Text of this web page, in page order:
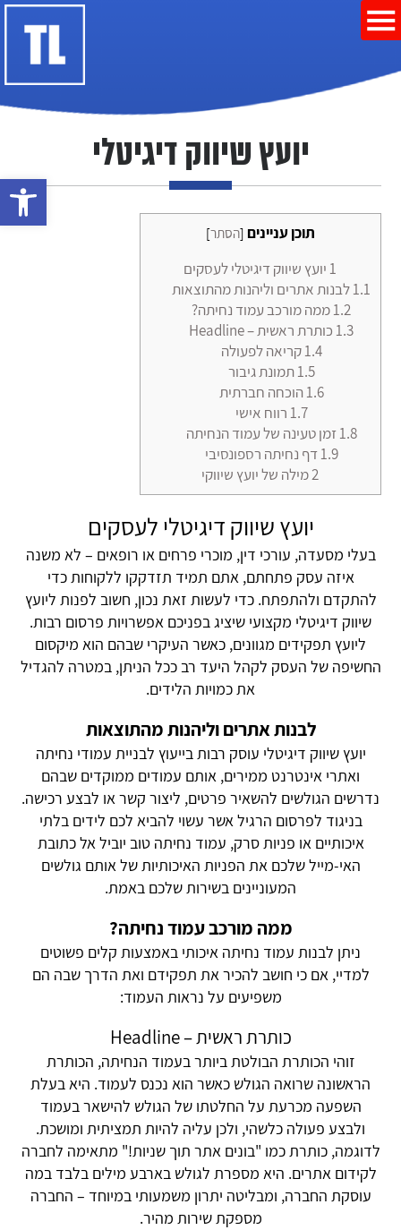
פתח
יועץ שיווק דיגיטלי
תוכן עניינים [הסתר]
1 יועץ שיווק דיגיטלי לעסקים
1.1לבנות אתרים וליהנות מהתוצאות
1.2ממה מורכב עמוד נחיתה?
1.3 כותרת ראשית – Headline
1.4קריאה לפעולה
1.5תמונת גיבור
1.6הוכחה חברתית
1.7 רווח אישי
1.8זמן טעינה של עמוד הנחיתה
1.9דף נחיתה רספונסיבי
2מילה של יועץ שיווקי
יועץ שיווק דיגיטלי לעסקים
בעלי מסעדה, עורכי דין, מוכרי פרחים או רופאים – לא משנה
איזה עסק פתחתם, אתם תמיד תזדקקו ללקוחות כדי
להתקדם ולהתפתח. כדי לעשות זאת נכון, חשוב לפנות ליועץ
שיווק דיגיטלי מקצועי שיציג בפניכם אפשרויות פרסום רבות.
ליועץ תפקידים מגוונים, כאשר העיקרי שבהם הוא מיקסום
החשיפה של העסק לקהל היעד רב ככל הניתן, במטרה להגדיל
את כמויות הלידים.
לבנות אתרים וליהנות מהתוצאות
יועץ שיווק דיגיטלי עוסק רבות בייעוץ לבניית עמודי נחיתה
ואתרי אינטרנט ממירים, אותם עמודים ממוקדים שבהם
נדרשים הגולשים להשאיר פרטים, ליצור קשר או לבצע רכישה.
בניגוד לפרסום הרגיל אשר עשוי להביא לכם לידים בלתי
איכותיים או פניות סרק, עמוד נחיתה טוב יוביל אל כתובת
האי-מייל שלכם את הפניות האיכותיות של אותם גולשים
המעוניינים בשירות שלכם באמת.
ממה מורכב עמוד נחיתה?
ניתן לבנות עמוד נחיתה איכותי באמצעות קלים פשוטים
למדיי, אם כי חושב להכיר את תפקידם ואת הדרך שבה הם
משפיעים על נראות העמוד:
כותרת ראשית – Headline
זוהי הכותרת הבולטת ביותר בעמוד הנחיתה, הכותרת
הראשונה שרואה הגולש כאשר הוא נכנס לעמוד. היא בעלת
השפעה מכרעת על החלטתו של הגולש להישאר בעמוד
ולבצע פעולה כלשהי, ולכן עליה להיות תמציתית ומושכת.
לדוגמה, כותרת כמו "בונים אתר תוך שניות!" מתאימה לחברה
לקידום אתרים. היא מספרת לגולש בארבע מילים בלבד במה
עוסקת החברה, ומבליטה יתרון משמעותי במיוחד – החברה
מספקת שירות מהיר.